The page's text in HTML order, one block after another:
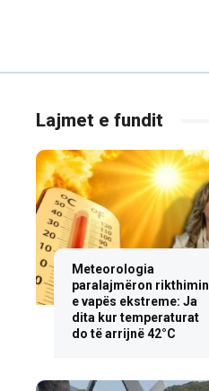
Lajmet e fundit
Meteorologia
paralajmëron rikthimin
e vapës ekstreme: Ja
dita kur temperaturat
do të arrijnë 42°C